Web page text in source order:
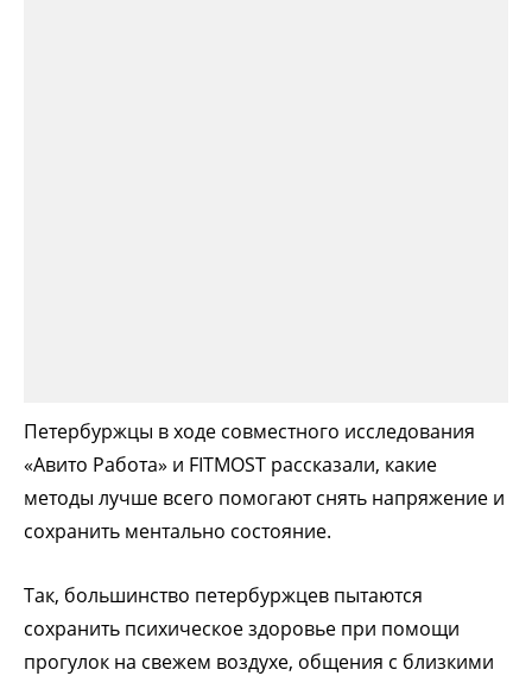
Петербуржцы в ходе совместного исследования
«Авито Работа» и FITMOST рассказали, какие
методы лучше всего помогают снять напряжение и
сохранить ментально состояние.
Так, большинство петербуржцев пытаются
сохранить психическое здоровье при помощи
прогулок на свежем воздухе, общения с близкими